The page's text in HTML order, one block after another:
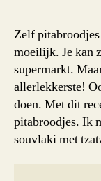
Zelf
moeilijk. Je kan
supermarkt.
allerlekkerste!
doen. Met dit
pitabroodjes. Ik
souvlaki met